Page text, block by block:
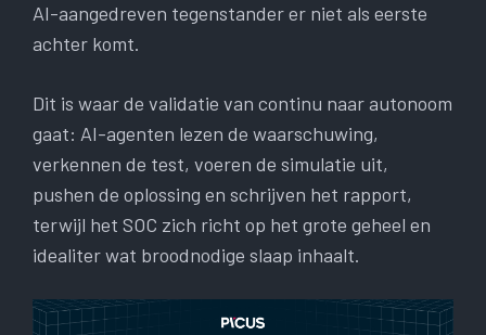
AI-aangedreven tegenstander er niet als eerste
achter komt.
Dit is waar de validatie van continu naar autonoom
gaat: AI-agenten lezen de waarschuwing,
verkennen de test, voeren de simulatie uit,
pushen de oplossing en schrijven het rapport,
terwijl het SOC zich richt op het grote geheel en
idealiter wat broodnodige slaap inhaalt.